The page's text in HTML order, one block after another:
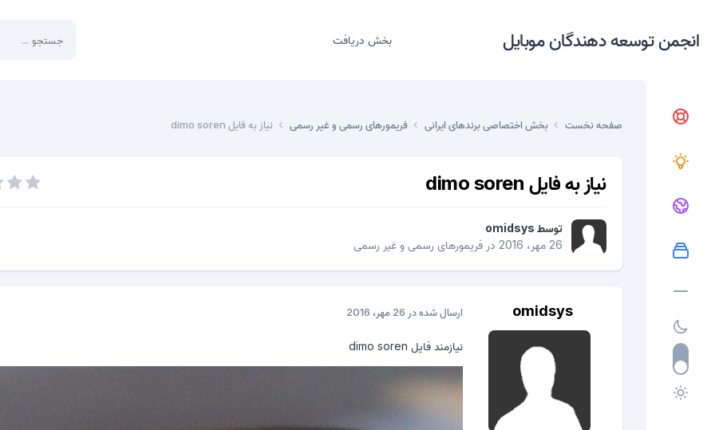
انجمن توسعه دهندگان موبایل بخش دریافت
صفحه نخست بخش اختصاصی برندهای ایرانی فریمورهای رسمی و غیر رسمی نیاز به فایل dimo soren
نیاز به فایل dimo soren
توسط omidsys
26 مهر، 2016
در فریمورهای رسمی و غیر رسمی
omidsys ارسال شده در 26 مهر، 2016
نیازمند فایل dimo soren